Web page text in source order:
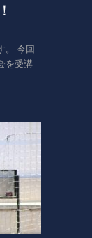
。 今回
を受講